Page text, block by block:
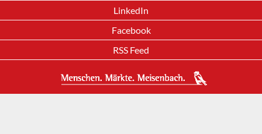
LinkedIn
Facebook
RSS Feed